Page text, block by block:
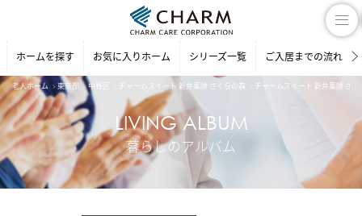
ホームを探す お気に入りホーム シリーズ一覧 ご入居までの流れ
老人ホーム 東京都 中野区 チャームスイート 新井薬師 さくらの森 チャームスイート 新井薬師 さ
LIVING ALBUM
暮らしのアルバム